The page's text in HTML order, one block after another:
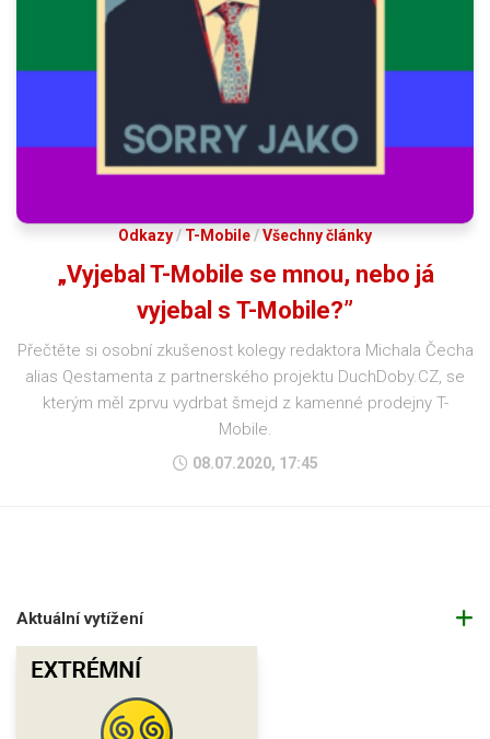
Odkazy/ T-Mobile/Všechny články
„Vyjebal T-Mobile se mnou, nebo já
vyjebal s T-Mobile?”
Přečtěte si osobní zkušenost kolegy redaktora Michala Čecha
alias Qestamenta z partnerského projektu DuchDoby.CZ, se
kterým měl zprvu vydrbat šmejd z kamenné prodejny T-
Mobile.
08.07.2020, 17:45
Aktuální vytížení